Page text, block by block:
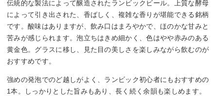
伝統的な製法によって醸造されたランビックビール。上質な酵母
によって引き出された、香ばしく、複雑な香りが堪能できる銘柄
です。酸味はありますが、飲み口はまろやかで、ほのかな甘みと
苦みが感じられます。泡立ちはきめ細かく、色はやや赤みのある
黄金色。グラスに移し、見た目の美しさを楽しみながら飲むのが
おすすめです。
強めの発泡でのど越しがよく、ランビック初心者にもおすすめの
1本。しっかりとした旨みもあり、長く続く余韻も楽しめます。